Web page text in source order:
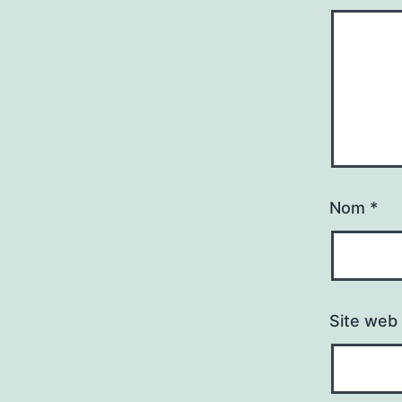
Nom *
Site web